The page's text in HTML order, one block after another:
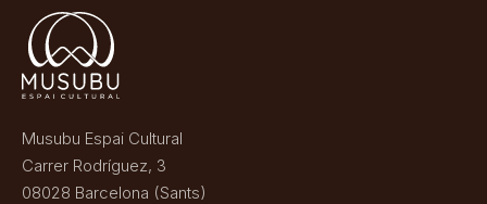
Musubu Espai Cultural
Carrer Rodríguez, 3
08028 Barcelona (Sants)